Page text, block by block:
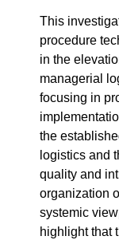
This
procedure
in the
managerial
focusing in
the
logistics and
quality and
organization
systemic
highlight that